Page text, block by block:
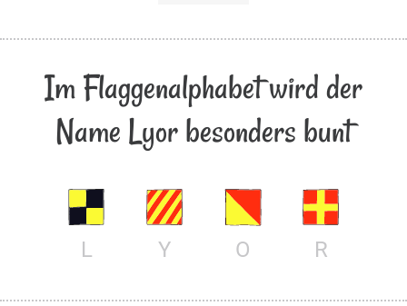
Im Flaggenalphabet wird der
Name Lyor besonders bunt
L Y O R